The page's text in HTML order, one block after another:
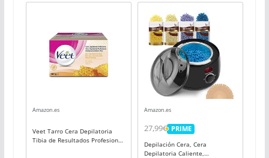
Amazon.es
Veet Tarro Cera Depilatoria
Tibia de Resultados Profesional
Amazon.es
27,99€ PRIME
PRIME
Depilación Cera, Cera
Depilatoria Caliente,